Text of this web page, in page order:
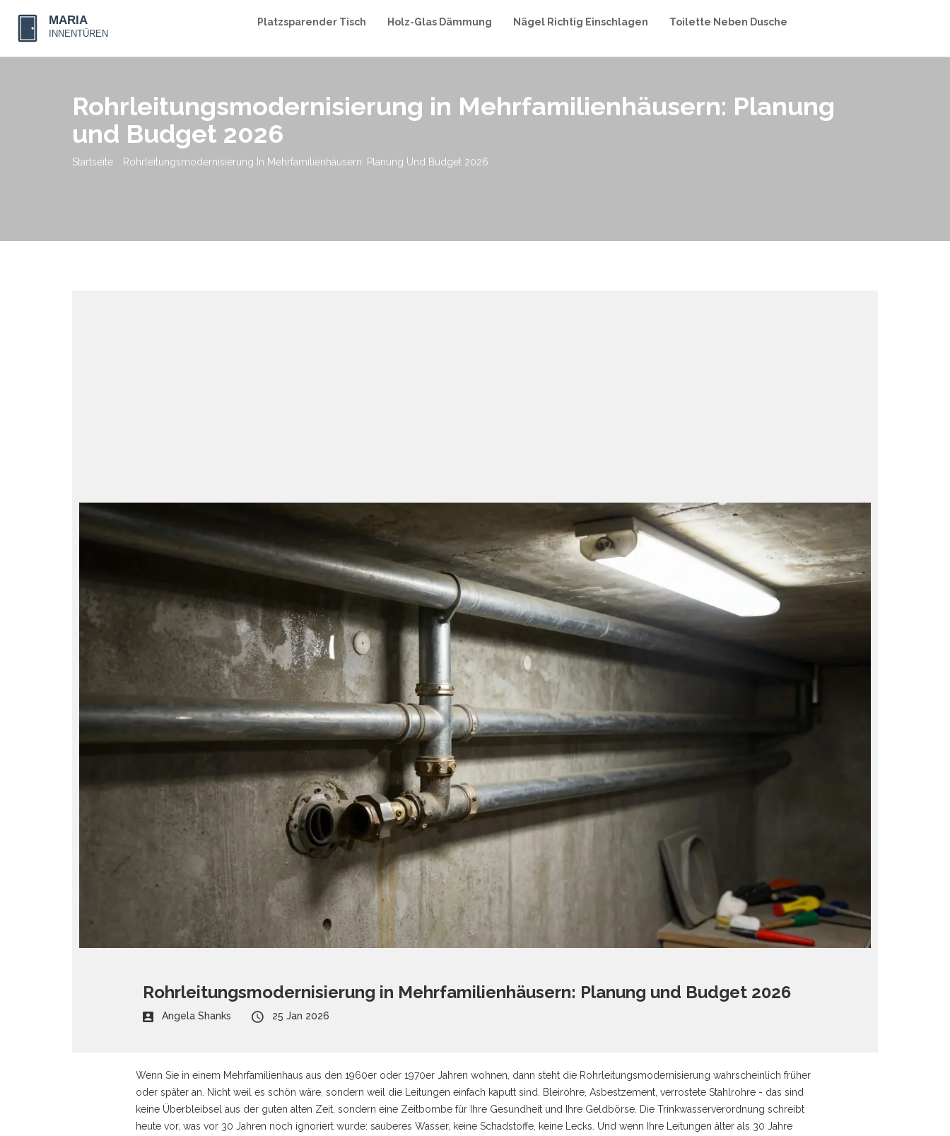
Platzsparender Tisch Holz-Glas Dämmung Nägel Richtig Einschlagen Toilette Neben Dusche
Rohrleitungsmodernisierung in Mehrfamilienhäusern: Planung
und Budget 2026
Startseite Rohrleitungsmodernisierung In Mehrfamilienhäusern: Planung Und Budget 2026
Rohrleitungsmodernisierung in Mehrfamilienhäusern: Planung und Budget 2026
Angela Shanks 25 Jan 2026
Wenn Sie in einem Mehrfamilienhaus aus den 1960er oder 1970er Jahren wohnen, dann steht die Rohrleitungsmodernisierung wahrscheinlich früher
oder später an. Nicht weil es schön wäre, sondern weil die Leitungen einfach kaputt sind. Bleirohre, Asbestzement, verrostete Stahlrohre - das sind
keine Überbleibsel aus der guten alten Zeit, sondern eine Zeitbombe für Ihre Gesundheit und Ihre Geldbörse. Die Trinkwasserverordnung schreibt
heute vor, was vor 30 Jahren noch ignoriert wurde: sauberes Wasser, keine Schadstoffe, keine Lecks. Und wenn Ihre Leitungen älter als 30 Jahre